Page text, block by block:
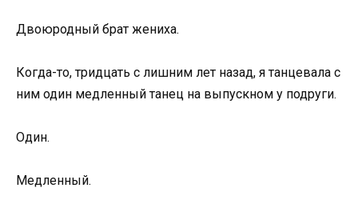
Двоюродный брат жениха.
Когда-то, тридцать с лишним лет назад, я танцевала с
ним один медленный танец на выпускном у подруги.
Один.
Медленный.